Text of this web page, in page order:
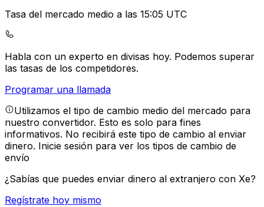
Tasa del mercado medio a las 15:05 UTC
Habla con un experto en divisas hoy. Podemos superar
las tasas de los competidores.
Programar una llamada
Utilizamos el tipo de cambio medio del mercado para
nuestro convertidor. Esto es solo para fines
informativos. No recibirá este tipo de cambio al enviar
dinero. Inicie sesión para ver los tipos de cambio de
envío
¿Sabías que puedes enviar dinero al extranjero con Xe?
Regístrate hoy mismo